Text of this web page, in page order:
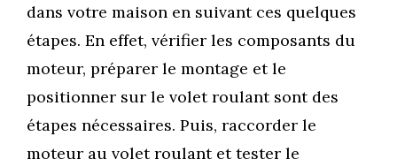
dans votre maison en suivant ces quelques
étapes. En effet, vérifier les composants du
moteur, préparer le montage et le
positionner sur le volet roulant sont des
étapes nécessaires. Puis, raccorder le
moteur au volet roulant et tester le